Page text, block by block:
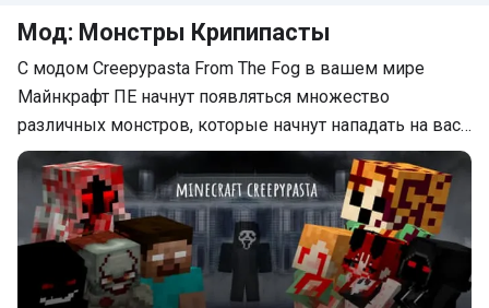
Мод: Монстры Крипипасты
С модом Creepypasta From The Fog в вашем мире
Майнкрафт ПЕ начнут появляться множество
различных монстров, которые начнут нападать на вас…